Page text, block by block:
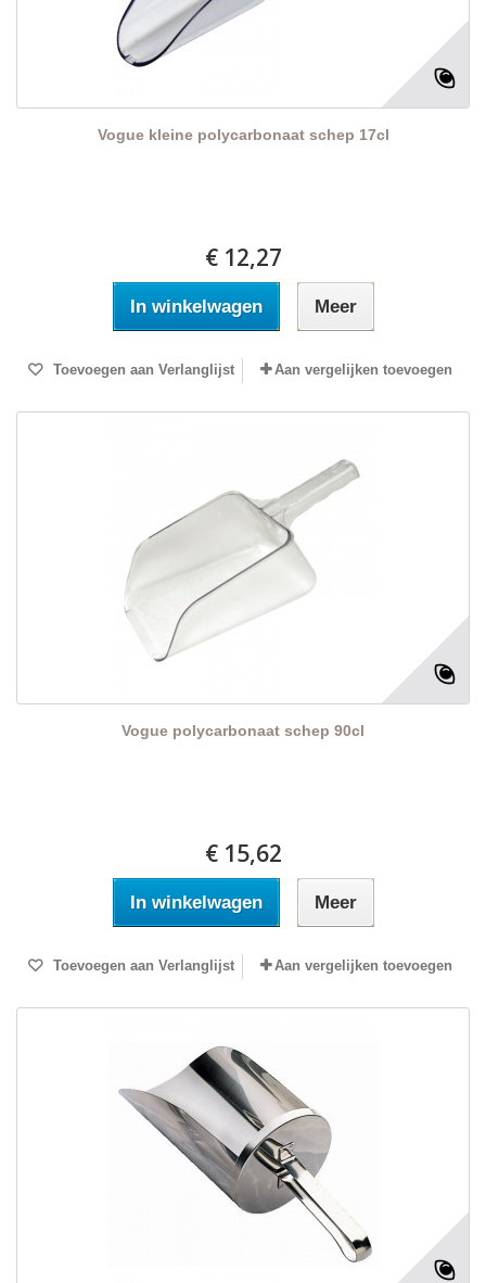
Vogue kleine polycarbonaat schep 17cl
€ 12,27
In winkelwagen Meer
Toevoegen aan Verlanglijst Aan vergelijken toevoegen
Vogue polycarbonaat schep 90cl
€ 15,62
In winkelwagen Meer
Toevoegen aan Verlanglijst Aan vergelijken toevoegen